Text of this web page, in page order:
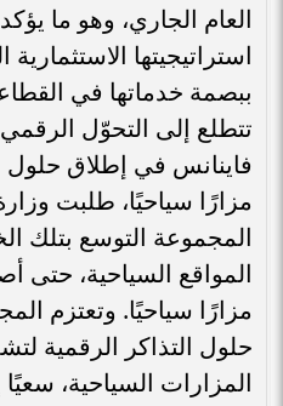
العام الجاري، وهو ما
استراتيجيتها
ببصمة خدماتها في
تتطلع إلى التحوّل
مزارًا سياحيًا، طلبت
المجموعة التوسع بتلك
مزارًا سياحيًا. وتعتزم
حلول التذاكر الرقمية